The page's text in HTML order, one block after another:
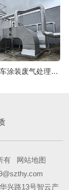
深圳开沃汽车涂装废气处理工程
有
网站地图
兴路13号智云产